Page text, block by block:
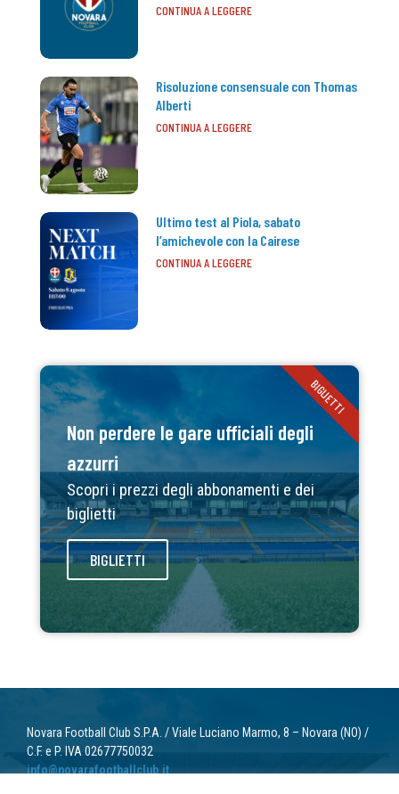
CONTINUA A LEGGERE
Risoluzione consensuale con Thomas
Alberti
CONTINUA A LEGGERE
Ultimo test al Piola, sabato
l’amichevole con la Cairese
CONTINUA A LEGGERE
Non perdere le gare ufficiali degli
azzurri
Scopri i prezzi degli abbonamenti e dei
biglietti
BIGLIETTI
BIGLIETTI
Novara Football Club S.P.A. / Viale Luciano Marmo, 8 – Novara (NO) /
C.F. e P. IVA 02677750032
info@novarafootballclub.it